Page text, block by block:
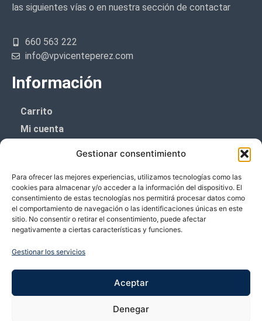
Gestionar consentimiento
Para ofrecer las mejores experiencias, utilizamos tecnologías como las
cookies para almacenar y/o acceder a la información del dispositivo. El
consentimiento de estas tecnologías nos permitirá procesar datos como
el comportamiento de navegación o las identificaciones únicas en este
sitio. No consentir o retirar el consentimiento, puede afectar
negativamente a ciertas características y funciones.
Gestionar los servicios
Aceptar
Denegar
las siguientes vías o en nuestra sección de contactar
660 563 222
info@vpvicenteperez.com
Información
Carrito
Mi cuenta
Política de cookies (UE)
Boletín de noticias
¡¡Suscríbete y prometemos no dar mucho el
Te enviaremos sólo cosas importantes.